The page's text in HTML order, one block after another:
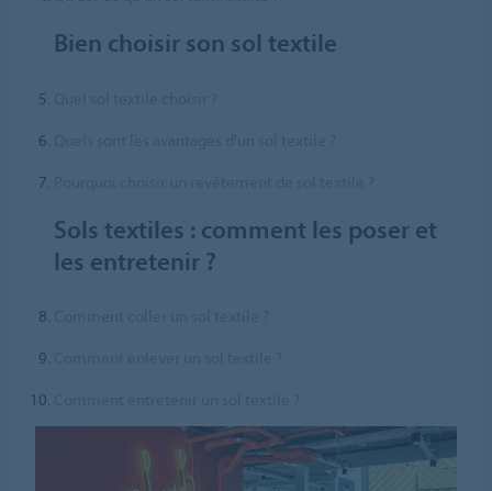
Bien choisir son sol textile
Sols textiles : comment les poser et
les entretenir ?